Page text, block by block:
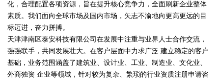
化，合理配置各项资源，旨在提升核心竞争力，全面刷新企业整体
素质。我们面向全球市场及国内市场，矢志不渝地向更高更远的目
标迈进，奋力拼搏。
天津津南区泰安科技有限公司在发展中注重与业界人士合作交流，
强强联手，共同发展壮大。在客户层面中力求广泛 建立稳定的客户
基础，业务范围涵盖了建筑业、设计业、工业、制造业、文化业、
外商独资 企业等领域，针对较为复杂、繁琐的行业资质注册申请咨